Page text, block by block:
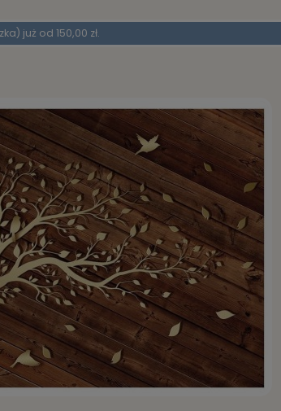
już od 150,00 zł.